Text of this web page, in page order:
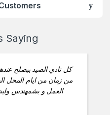
Saying
كل نادي الصيد بيصلح
من زمان من ايام المحل
العمل و بشمهندس